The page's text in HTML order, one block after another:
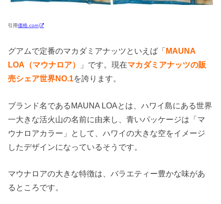
引用価格.com
グアムで定番のマカダミアナッツといえば「MAUNA
LOA（マウナロア）
」です。現在マカダミアナッツの販
売シェア世界NO.1を誇ります。
ブランド名であるMAUNA LOAとは、ハワイ島にある世界
一大きな活火山の名前に由来し、青いパッケージは「マ
ウナロアカラー」として、ハワイの大きな空をイメージ
したデザインになっているそうです。
マウナロアの大きな特徴は、バラエティー豊かな味があ
るところです。